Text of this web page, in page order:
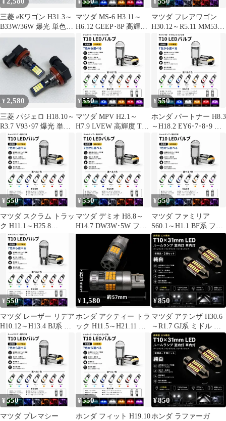
¥
三菱 eKワゴン H31.3～
B33W/36W 爆光 単色
H8/H11/H16 LED フォ
グランプ バルブ 球 2個
SET 特注ハイパワー
LEDチップ搭載 ポン付
け 新品 送料込み Bタイ
¥
マツダ MS-6 H3.11～
H6.12 GEEP･8P 高輝度
T10 LED バルブ 12V
COBチップ搭載 7色選
択可 ナンバー灯 ライセ
ンスランプ 用 2個SET
新品
¥
マツダ フレアワゴン
H30.12～R5.11 MM53S
リア 高輝度 T10 LED
バルブ 12V COBチップ
搭載 7色選択可 ルーム
ランプ 室内灯 用 2個
SET 新品
¥2,580
三菱 パジェロ H18.10～
R3.7 V93･97 爆光 単色
H8/H11/H16 LED フォ
グランプ バルブ 球 2個
SET 特注ハイパワー
LEDチップ搭載 ポン付
け 新品 送料込み Bタイ
¥550
マツダ MPV H2.1～
H7.9 LVEW 高輝度 T10
LED バルブ 12V COBチ
ップ搭載 7色選択可 ナ
ンバー灯 ライセンスラ
ンプ 用 2個SET 新品
¥550
ホンダ パートナー H8.3
～H18.2 EY6･7･8･9 高
輝度 T10 LED バルブ
12V COBチップ搭載 7
色選択可 ナンバー灯 ラ
イセンスランプ 用 2個
SET 新品
¥550
マツダ スクラム トラッ
ク H11.1～H25.8
DG/DH5#･6#系 ミドル
高輝度 T10 LED バルブ
12V COBチップ搭載 7
色選択可 ルームランプ
室内灯 用 2個SET 新品
¥550
マツダ デミオ H8.8～
H14.7 DW3W･5W フロ
ント 高輝度 T10 LED
バルブ 12V COBチップ
搭載 7色選択可 ルーム
ランプ 室内灯 用 2個
SET 新品
¥550
マツダ ファミリア
S60.1～H1.1 BF系 フロ
ント 高輝度 T10 LED
バルブ 12V COBチップ
搭載 7色選択可 ルーム
ランプ 室内灯 用 2個
SET 新品
¥550
マツダ レーザー リデア
H10.12～H13.4 BJ系 ル
ーフ仕様 フロント 高輝
度 T10 LED バルブ 12V
COBチップ搭載 7色選
択可 ルームランプ 室内
灯 用 2個SET 新品
¥ 1,580
ホンダ アクティー トラ
ック H11.5～H21.11 フ
ロント HA6･7 爆光 T20
シングル/T20ピンチ部
違い兼用 アンバー LED
ウインカー 冷却ファン
搭載 ハイフラ防止抵抗
内蔵 2個セット 車検対
応
¥850
マツダ アテンザ H30.6
～R1.7 GJ系 ミドル ワ
ゴン デコトラ屋 正規品
12V 高品質 純白
T10×31mm T10-31mm
LED ルームランプ 室内
灯 車内灯 ドームランプ
マップランプ カーテシ
ランプ 2個SET 新品
¥550
マツダ プレマシー
¥550
ホンダ フィット H19.10
¥850
ホンダ ラファーガ